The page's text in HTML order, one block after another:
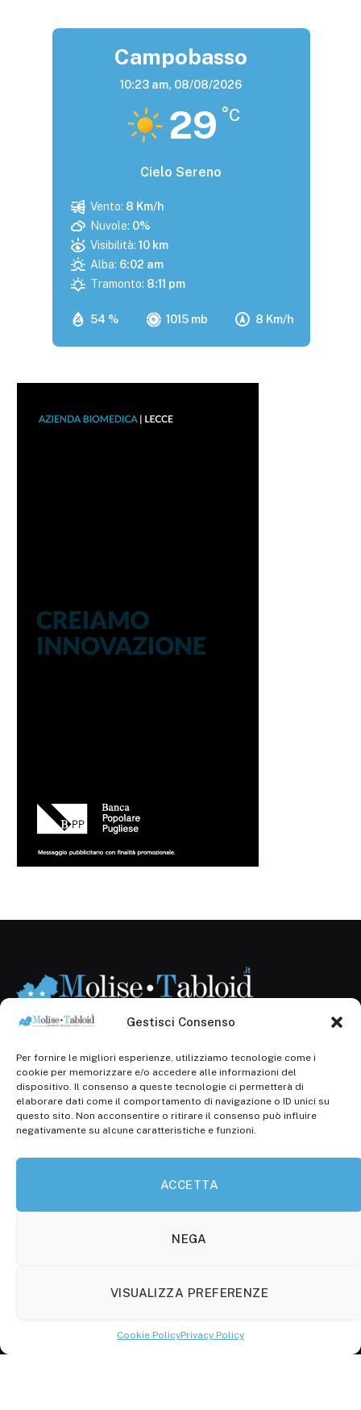
Gestisci Consenso
Per fornire le migliori esperienze, utilizziamo tecnologie come i
cookie per memorizzare e/o accedere alle informazioni del
dispositivo. Il consenso a queste tecnologie ci permetterà di
elaborare dati come il comportamento di navigazione o ID unici su
questo sito. Non acconsentire o ritirare il consenso può influire
negativamente su alcune caratteristiche e funzioni.
ACCETTA
NEGA
VISUALIZZA PREFERENZE
Cookie PolicyPrivacy Policy
Campobasso
10:23 am, 08/08/2026
29 °C
Cielo Sereno
54 % 1015 mb 8 Km/h
Vento: 8 Km/h
Nuvole: 0%
Visibilità: 10 km
Alba: 6:02 am
Tramonto: 8:11 pm
Registr. presso il Tribunale di Campobasso: 3/2013 del
14.11.2013, Cron. 1254
Roc: iscrizione n° 25549 (Prot. 1138/com/15 del
30.04.2015)
P.Iva: 01707150700